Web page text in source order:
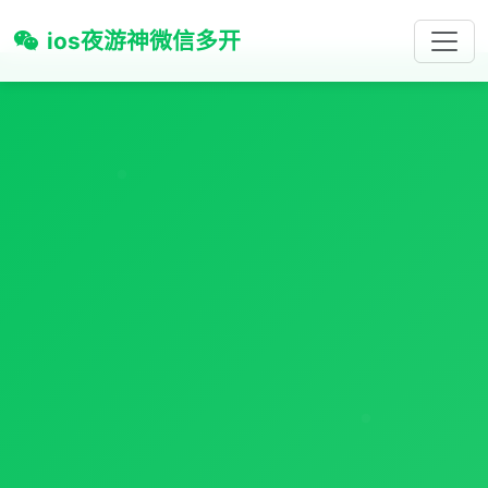
ios夜游神微信多开